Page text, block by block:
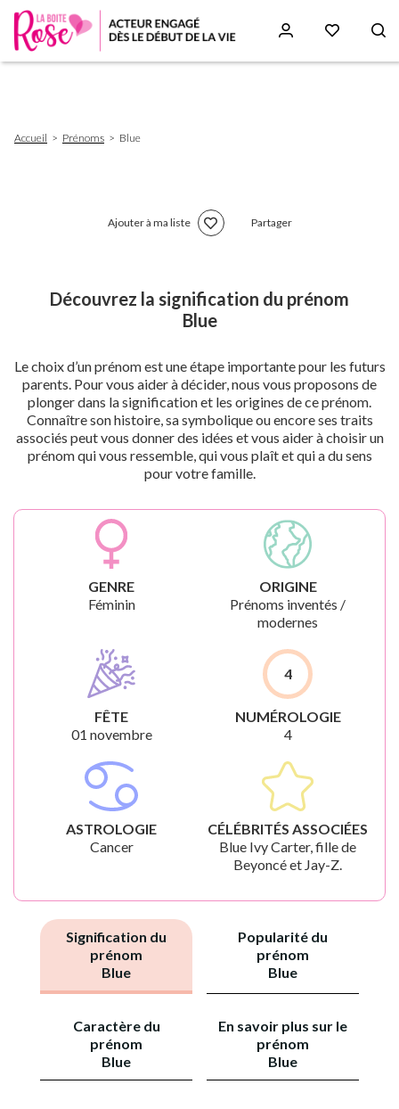
d'Ariane
Accueil Prénoms Blue
Ajouter à ma liste Partager
Découvrez la signification du prénom
Blue
Le choix d’un prénom est une étape importante pour les futurs
parents. Pour vous aider à décider, nous vous proposons de
plonger dans la signification et les origines de ce prénom.
Connaître son histoire, sa symbolique ou encore ses traits
associés peut vous donner des idées et vous aider à choisir un
prénom qui vous ressemble, qui vous plaît et qui a du sens
pour votre famille.
GENRE
Féminin
ORIGINE
Prénoms inventés /
modernes
FÊTE
01 novembre
4
NUMÉROLOGIE
4
ASTROLOGIE
Cancer
CÉLÉBRITÉS ASSOCIÉES
Blue Ivy Carter, fille de
Beyoncé et Jay-Z.
Signification du
prénom
Blue
Popularité du
prénom
Blue
Caractère du
prénom
Blue
En savoir plus sur le
prénom
Blue